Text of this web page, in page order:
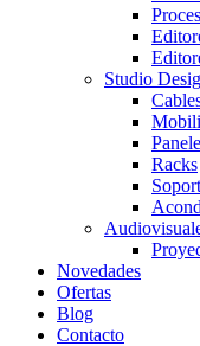
Studio
Racks
Novedades
Ofertas
Blog
Contacto